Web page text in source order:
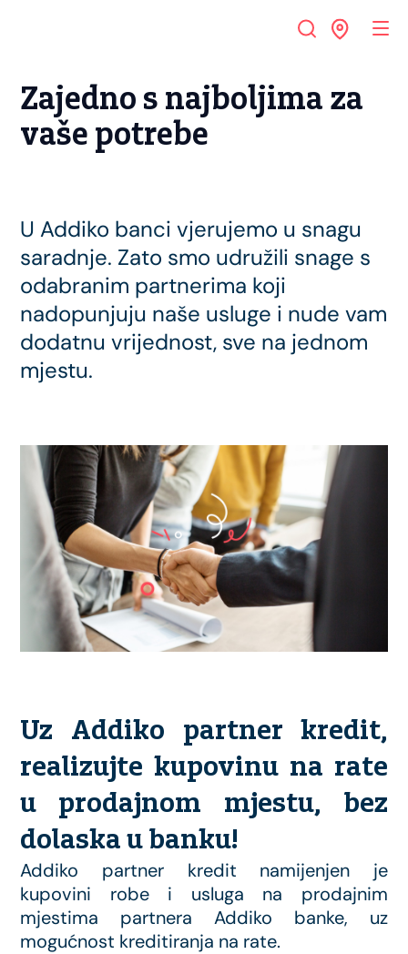
Zajedno s najboljima za
vaše potrebe
U Addiko banci vjerujemo u snagu
saradnje. Zato smo udružili snage s
odabranim partnerima koji
nadopunjuju naše usluge i nude vam
dodatnu vrijednost, sve na jednom
mjestu.
Uz Addiko partner kredit,
realizujte kupovinu na rate
u prodajnom mjestu, bez
dolaska u banku!
Addiko partner kredit namijenjen je
kupovini robe i usluga na prodajnim
mjestima partnera Addiko banke, uz
mogućnost kreditiranja na rate.